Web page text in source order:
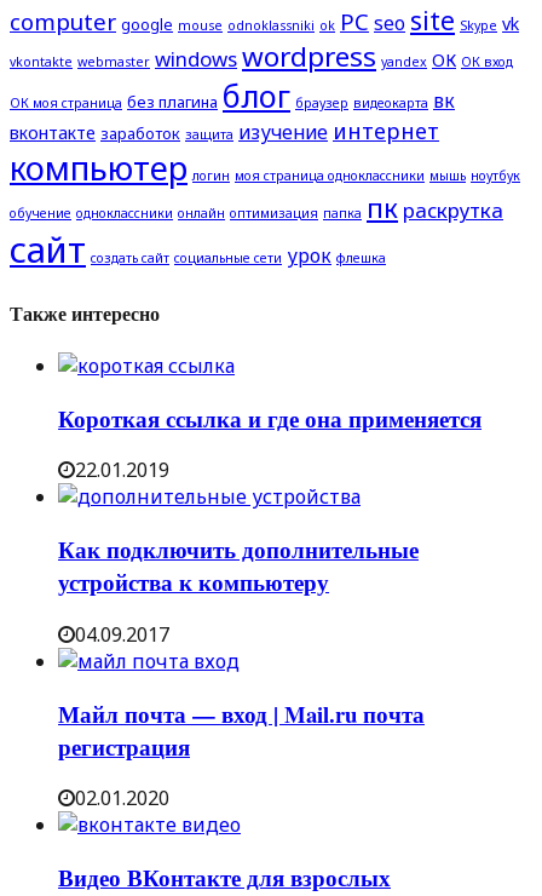
computer google mouse odnoklassniki ok PC seo site Skype vk
vkontakte webmaster windowswordpress yandex ОК ОК вход
ОК моя страница без плагина блог браузер видеокарта вк
вконтакте заработок защита изучение интернет
компьютер логин моя страница одноклассники мышь ноутбук
обучение одноклассники онлайн оптимизация папка пк раскрутка
сайт создать сайт социальные сети урок флешка
Также интересно
Короткая ссылка и где она применяется
22.01.2019
Как подключить дополнительные
устройства к компьютеру
04.09.2017
Майл почта — вход | Mail.ru почта
регистрация
02.01.2020
Видео ВКонтакте для взрослых